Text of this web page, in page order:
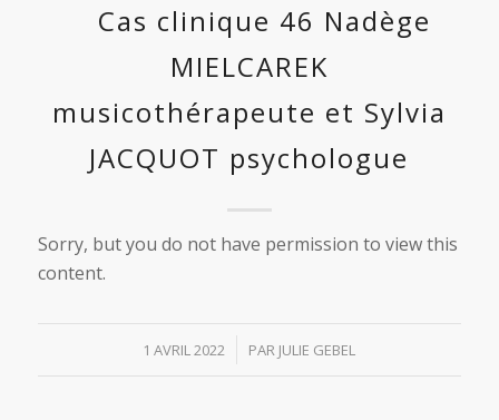
Cas clinique 46 Nadège
MIELCAREK
musicothérapeute et Sylvia
JACQUOT psychologue
Sorry, but you do not have permission to view this
content.
1 AVRIL 2022
/ PAR JULIE GEBEL